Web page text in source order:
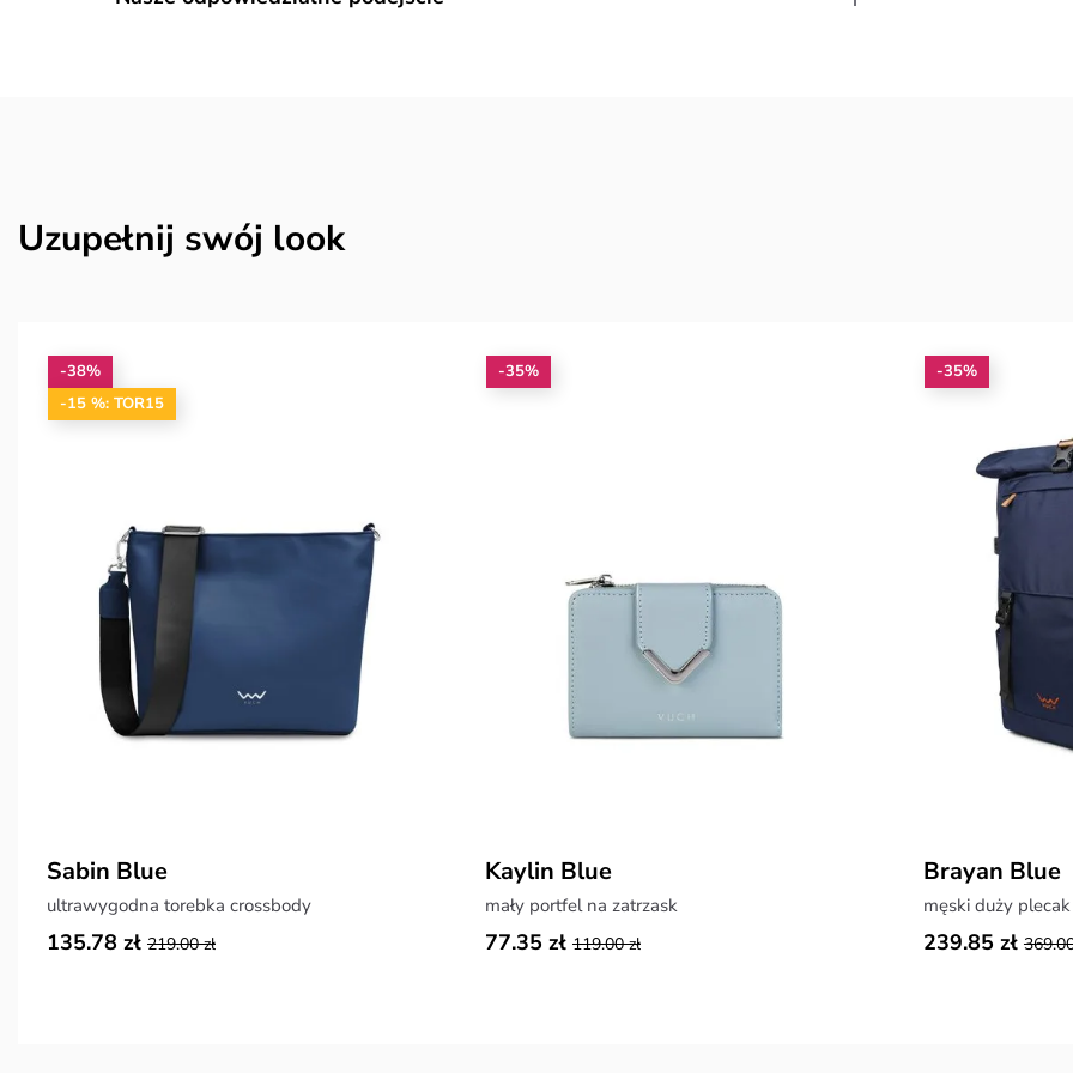
Uzupełnij swój look
-38%
-15 %: TOR15
Sabin Blue
ultrawygodna torebka crossbody
135.78 zł 219.00 zł
-35%
Kaylin Blue
mały portfel na zatrzask
77.35 zł 119.00 zł
-35%
Brayan Blue
męski duży
239.85 zł